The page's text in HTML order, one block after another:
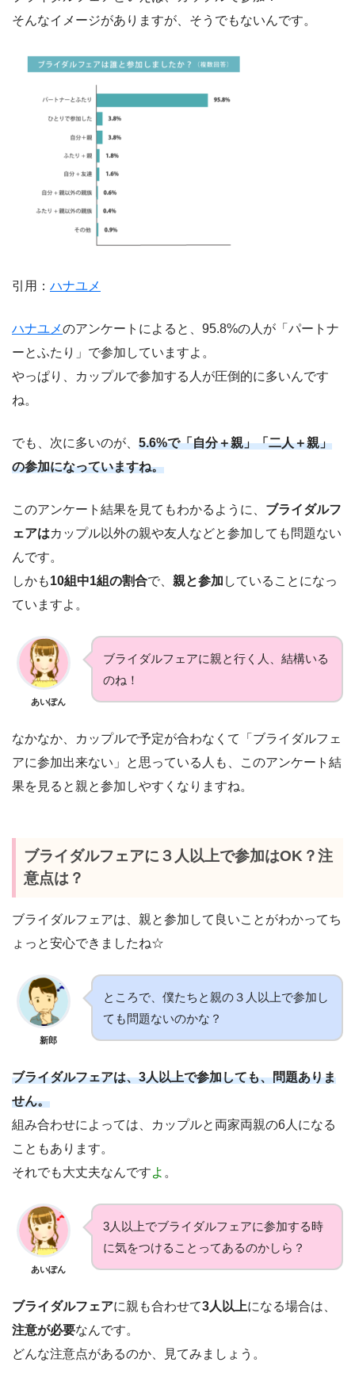
そんなイメージがありますが、そうでもないんです。
引用： ハナユメ
ハナユメのアンケートによると、95.8%の人が「パートナ
ーとふたり」で参加していますよ。
やっぱり、カップルで参加する人が圧倒的に多いんです
ね。
でも、次に多いのが、 5.6%で「自分＋親」「二人＋親」
の参加になっていますね。
このアンケート結果を見てもわかるように、 ブライダルフ
ェアはカップル以外の親や友人などと参加しても問題ない
んです。
しかも10組中1組の割合で、 親と参加 していることになっ
ていますよ。
あいぽん
ブライダルフェアに親と行く人、結構いる
のね！
なかなか、カップルで予定が合わなくて「ブライダルフェ
アに参加出来ない」と思っている人も、このアンケート結
果を見ると親と参加しやすくなりますね。
ブライダルフェアに３人以上で参加はOK？注
意点は？
ブライダルフェアは、親と参加して良いことがわかってち
ょっと安心できましたね☆
新郎
ところで、僕たちと親の３人以上で参加し
ても問題ないのかな？
ブライダルフェアは、3人以上で参加しても、問題ありま
せん。
組み合わせによっては、カップルと両家両親の6人になる
こともあります。
それでも大丈夫なんですよ 。
あいぽん
3人以上でブライダルフェアに参加する時
に気をつけることってあるのかしら？
ブライダルフェアに親も合わせて3人以上になる場合は、
注意が必要なんです。
どんな注意点があるのか、見てみましょう。